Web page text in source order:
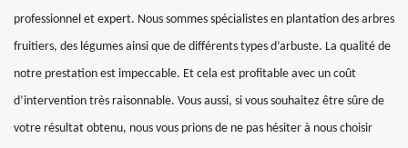
professionnel et expert. Nous sommes spécialistes en plantation des arbres
fruitiers, des légumes ainsi que de différents types d’arbuste. La qualité de
notre prestation est impeccable. Et cela est profitable avec un coût
d’intervention très raisonnable. Vous aussi, si vous souhaitez être sûre de
votre résultat obtenu, nous vous prions de ne pas hésiter à nous choisir